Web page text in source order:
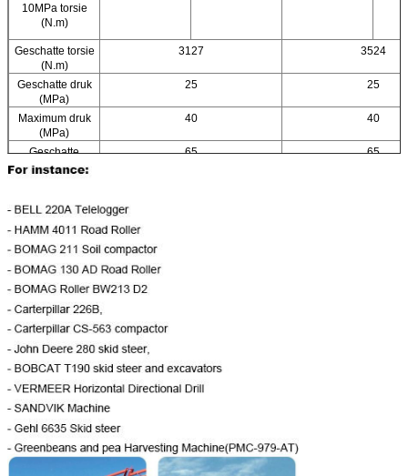
10MPa torsie
(N.m)
Geschatte torsie
(N.m)
3127 3524
Geschatte druk
(MPa)
25 25
Maximum druk
(MPa)
40 40
Geschatte
snelheid (r/min)
65 65